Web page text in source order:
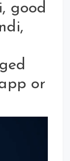
good
or